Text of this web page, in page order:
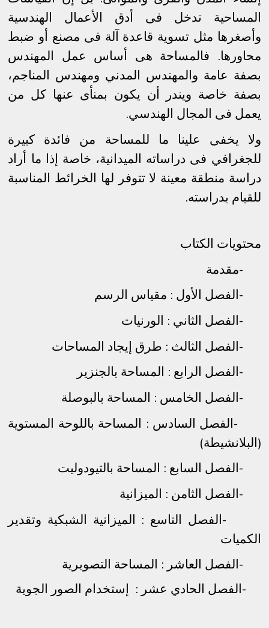
المساحية تدخل فى أدق الأعمال الهندسية
وأصغرها مثل تسوية قاعدة آلة فى مصنع أو ضبط
محاورها. فالمساحة هى أساس عمل المهندس
بصفة عامة والمهندس المدني ومهندس المناجم،
بصفة خاصة ويندر أن يكون بمنأى عنها كل من
يعمل فى المجال الهندسي.
ولا يخفى علينا ما للمساحة من فائدة كبيرة
للجغرافي فى دراساته الميدانية، خاصة إذا ما أراد
دراسة منطقة معينة لا تتوفر لها الخرائط المناسبة
للقيام بدراسته.
محتويات الكتاب
-مقدمة
-الفصل الأول : مقياس الرسم
- الفصل الثاني : الورنيات
- الفصل الثالث : طرق إيجاد المساحات
-الفصل الرابع : المساحة بالجنزير
- الفصل الخامس : المساحة بالبوصلة
- الفصل السادس : المساحة باللوحة المستوية
(البلانشيطة)
-الفصل السابع : المساحة بالتيودوليت
- الفصل الثامن : الميزانية
- الفصل التاسع : الميزانية الشبكية وتقدير
الكميات
-الفصل العاشر : المساحة التصويرية
-الفصل الحادي عشر : إستخدام الصور الجوية